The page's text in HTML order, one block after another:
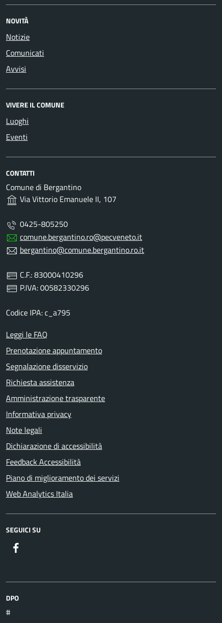
NOVITÀ
Notizie
Comunicati
Avvisi
VIVERE IL COMUNE
Luoghi
Eventi
CONTATTI
Comune di Bergantino
Via Vittorio Emanuele II, 107
0425-805250
comune.bergantino.ro@pecveneto.it
bergantino@comune.bergantino.ro.it
C.F.: 83000410296
P.IVA: 00582330296
Codice IPA: c_a795
Leggi le FAQ
Prenotazione appuntamento
Segnalazione disservizio
Richiesta assistenza
Amministrazione trasparente
Informativa privacy
Note legali
Dichiarazione di accessibilità
Feedback Accessibilità
Piano di miglioramento dei servizi
Web Analytics Italia
SEGUICI SU
DPO
#